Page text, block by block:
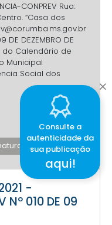
CONPREV Rua:
“Casa dos
DE DEZEMBRO DE
do Calendário de
Municipal
Social dos
Digital
-
Nº 010 DE 09
Consulte a
autenticidade da
sua publicação
aqui!